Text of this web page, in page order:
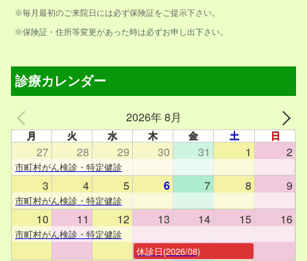
※毎月最初のご来院日には必ず保険証をご提示下さい。
※保険証・住所等変更があった時は必ずお申し出下さい。
診療カレンダー
2026年 8月
月 火 水 木 金 土 日
27 28 29 30 31 1 2
市町村がん検診・特定健診
3 4 5 6 7 8 9
市町村がん検診・特定健診
10 11 12 13 14 15 16
市町村がん検診・特定健診
休診日(2026/08)